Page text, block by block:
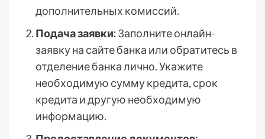
дополнительных комиссий.
Подача заявки:Заполните онлайн-
заявку на сайте банка или обратитесь в
отделение банка лично. Укажите
необходимую сумму кредита, срок
кредита и другую необходимую
информацию.